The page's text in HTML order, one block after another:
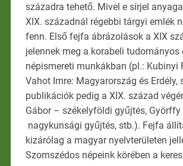
századra tehető. Mivel e sírjel
XIX. századnál régebbi tárgyi emlék
fenn. Első fejfa ábrázolások a XIX
jelennek meg a korabeli tudományos
népismereti munkákban (pl.: Kubinyi
Vahot Imre: Magyarország és Erdély,
publikációk pedig a XIX. század
Gábor – székelyföldi gyűjtés,
nagykunsági gyűjtés, stb.). Fejfa
kizárólag a magyar nyelvterületen
Szomszédos népeink körében a